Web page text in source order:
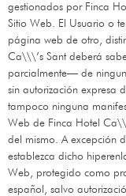
gestionados por Finca
Sitio Web. El Usuario o
página web de otro,
Ca\\\’s Santdeberá
parcialmente— de
sin autorización expresa
tampoco ninguna
Web de Finca Hotel
del mismo. A excepción
establezca dicho
Web, protegido como
español, salvo